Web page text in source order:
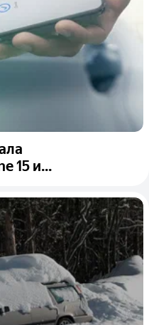
15 и...